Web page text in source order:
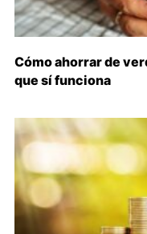
Cómo ahorrar de
que sí funciona